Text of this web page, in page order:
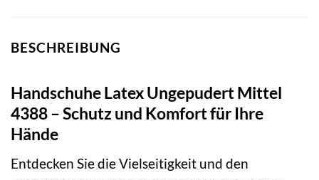
BESCHREIBUNG
Handschuhe Latex Ungepudert Mittel
4388 – Schutz und Komfort für Ihre
Hände
Entdecken Sie die Vielseitigkeit und den